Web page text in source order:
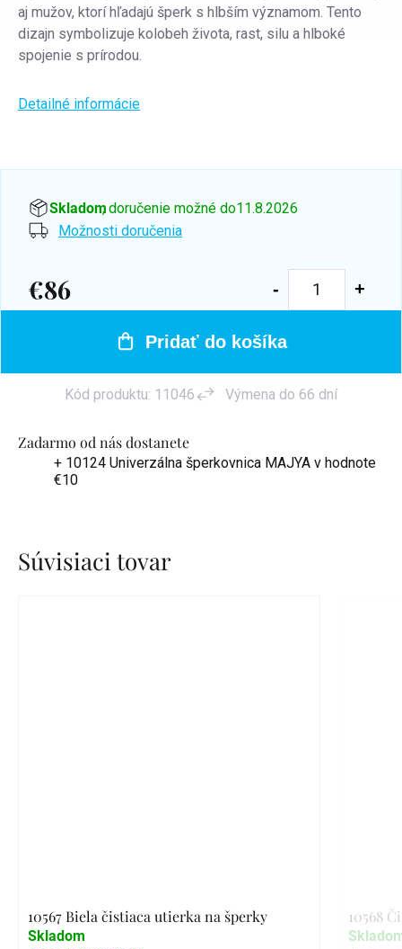
Zadarmo od nás dostanete
+ 10124 Univerzálna šperkovnica MAJYA v hodnote
€10
aj mužov, ktorí hľadajú šperk s hlbším významom. Tento
dizajn symbolizuje kolobeh života, rast, silu a hlboké
spojenie s prírodou.
Detailné informácie
Skladom, doručenie možné do11.8.2026
Možnosti doručenia
€86
Jednotková
Pridať do košíka
Kód produktu: 11046 Výmena do 66 dní
Súvisiaci tovar
10567 Biela čistiaca utierka na šperky
Skladom
10568